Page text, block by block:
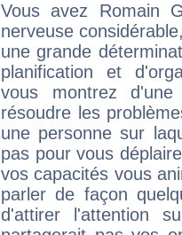
Vous avez Romain
nerveuse
une grande
planification et
vous montrez
résoudre les
une personne sur
pas pour vous
vos capacités vous
parler de façon
d'attirer l'attention